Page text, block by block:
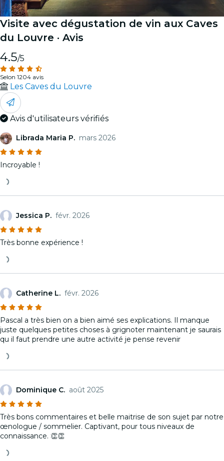
Visite avec dégustation de vin aux Caves
du Louvre · Avis
4.5/5
Selon 1204 avis
Les Caves du Louvre
Avis d'utilisateurs vérifiés
Librada Maria P. mars 2026
Incroyable !
Jessica P. févr. 2026
Très bonne expérience !
Catherine L. févr. 2026
Pascal a très bien on a bien aimé ses explications. Il manque
juste quelques petites choses à grignoter maintenant je saurais
qu il faut prendre une autre activité je pense revenir
Dominique C. août 2025
Très bons commentaires et belle maitrise de son sujet par notre
œnologue / sommelier. Captivant, pour tous niveaux de
connaissance. 👏👏